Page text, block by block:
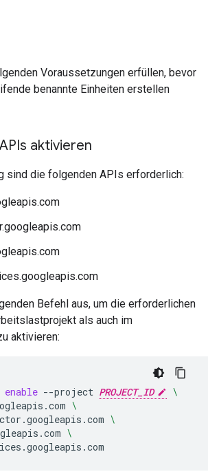
Voraussetzungen erfüllen, bevor
benannte Einheiten erstellen
aktivieren
sind die folgenden APIs erforderlich:
Befehl aus, um die erforderlichen
als auch im
aktivieren:
enable --project PROJECT_ID
\
\
\
\